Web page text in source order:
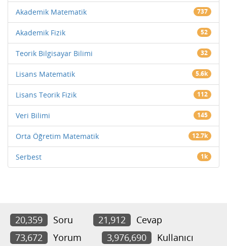
Akademik Matematik 737
Akademik Fizik 52
Teorik Bilgisayar Bilimi 32
Lisans Matematik 5.6k
Lisans Teorik Fizik 112
Veri Bilimi 145
Orta Öğretim Matematik 12.7k
Serbest 1k
20,359 Soru 21,912
Cevap
73,672
Yorum 3,976,690 Kullanıcı